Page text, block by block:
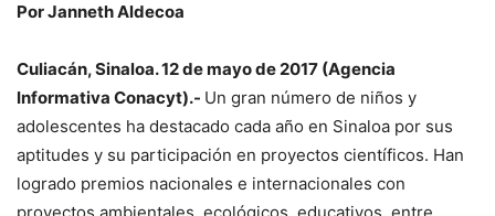
Por Janneth Aldecoa
Culiacán, Sinaloa. 12 de mayo de 2017 (Agencia
Informativa Conacyt).- Un gran número de niños y
adolescentes ha destacado cada año en Sinaloa por sus
aptitudes y su participación en proyectos científicos. Han
logrado premios nacionales e internacionales con